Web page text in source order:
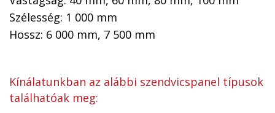
Szélesség: 1 000 mm
Hossz: 6 000 mm, 7 500 mm
Kínálatunkban az alábbi szendvicspanel típusok
találhatóak meg: